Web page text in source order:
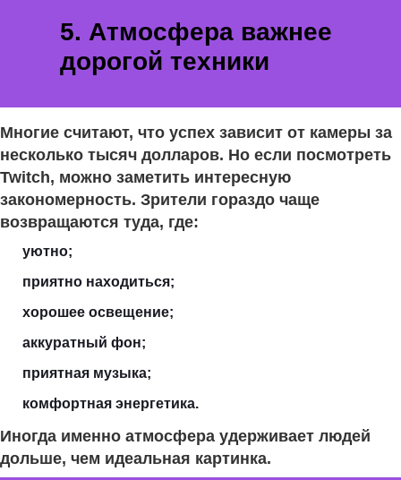
5. Атмосфера важнее
дорогой техники
Многие считают, что успех зависит от камеры за
несколько тысяч долларов. Но если посмотреть
Twitch, можно заметить интересную
закономерность. Зрители гораздо чаще
возвращаются туда, где:
уютно;
приятно находиться;
хорошее освещение;
аккуратный фон;
приятная музыка;
комфортная энергетика.
Иногда именно атмосфера удерживает людей
дольше, чем идеальная картинка.